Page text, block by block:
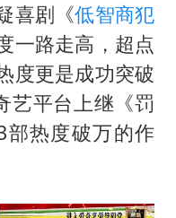
学教师减少13.19万
缘横滨赛决赛
泰国：高度重视中国游客旅游体验
迎大暴雨
蒯曼挺进WTT横滨冠军赛女单四强
喜剧《低智商犯
一路走高，超点
度更是成功突破
艺平台上继《罚
热度破万的作